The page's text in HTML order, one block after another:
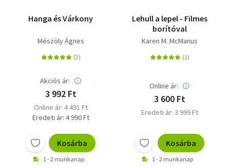
Hanga és Várkony
Mészöly Ágnes
Akciós ár:
3 992 Ft
Online ár: 4 491 Ft
Eredeti ár: 4 990 Ft
Kosárba
1 - 2 munkanap
Lehull a lepel - Filmes
borítóval
Karen M. McManus
Online ár:
3 600 Ft
Eredeti ár: 3 999 Ft
Kosárba
1 - 2 munkanap